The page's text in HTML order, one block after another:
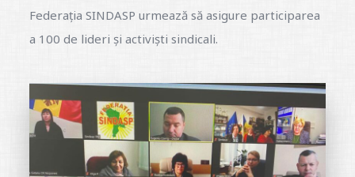
Federația SINDASP urmează să asigure participarea
a 100 de lideri și activiști sindicali.